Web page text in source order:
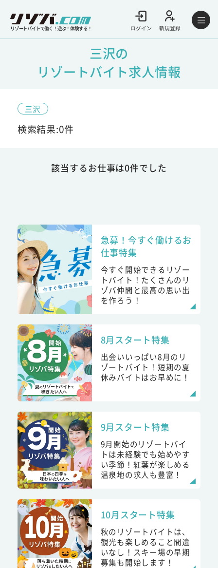
リゾートバイトで働く！遊ぶ！体験する！ ログイン 新規登録
三沢の
リゾートバイト求人情報
三沢
検索結果:0件
該当するお仕事は0件でした
急募！今すぐ働けるお
仕事特集
今すぐ開始できるリゾー
トバイト！たくさんのリ
ゾバ仲間と最高の思い出
を作ろう！
8月スタート特集
出会いいっぱい8月のリ
ゾートバイト！短期の夏
休みバイトはお早めに！
9月スタート特集
9月開始のリゾートバイ
トは未経験でも始めやす
い季節！紅葉が楽しめる
温泉地の求人も豊富！
10月スタート特集
秋のリゾートバイトは、
観光も楽しめること間違
いなし！スキー場の早期
募集も開始します！